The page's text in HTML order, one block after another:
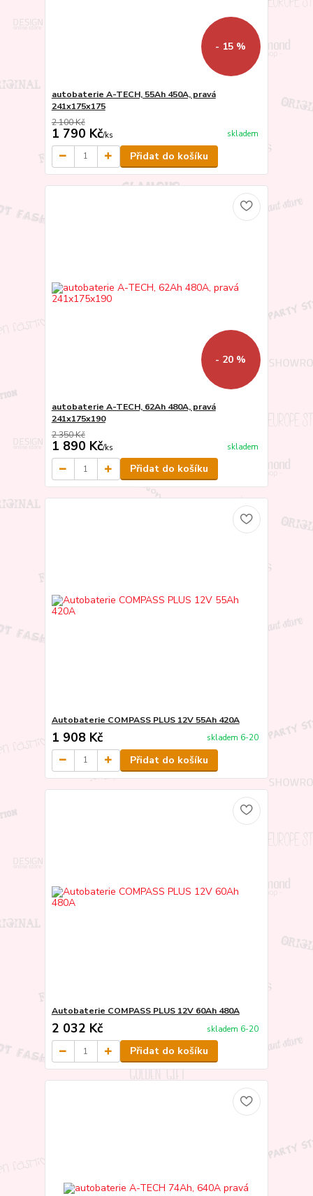
- 15 %
autobaterie A-TECH, 55Ah 450A, pravá
241x175x175
2 100 Kč
1 790 Kč/ks skladem
Přidat do košíku
- 20 %
autobaterie A-TECH, 62Ah 480A, pravá
241x175x190
2 350 Kč
1 890 Kč/ks skladem
Přidat do košíku
Autobaterie COMPASS PLUS 12V 55Ah 420A
1 908 Kč skladem 6-20
Přidat do košíku
Autobaterie COMPASS PLUS 12V 60Ah 480A
2 032 Kč skladem 6-20
Přidat do košíku